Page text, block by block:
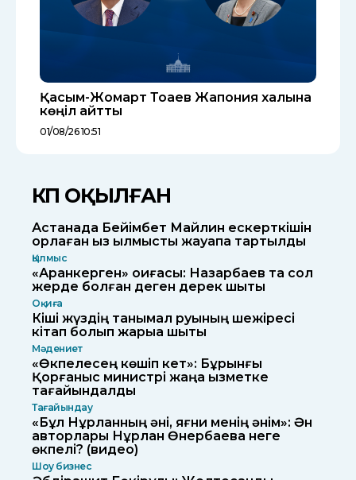
Қасым-Жомарт Тоқаев Жапония халқына
көңіл айтты
01/08/26 10:51
КӨП ОҚЫЛҒАН
Астанада Бейімбет Майлин ескерткішін
қорлаған қыз қылмыстық жауапқа тартылды
Қылмыс
«Арқанкерген» оқиғасы: Назарбаев та сол
жерде болған деген дерек шықты
Оқиға
Кіші жүздің танымал руының шежіресі
кітап болып жарыққа шықты
Мәдениет
«Өкпелесең көшіп кет»: Бұрынғы
Қорғаныс министрі жаңа қызметке
тағайындалды
Тағайындау
«Бұл Нұрланның әні, яғни менің әнім»: Ән
авторлары Нұрлан Өнербаевқа неге
өкпелі? (видео)
Шоу бизнес